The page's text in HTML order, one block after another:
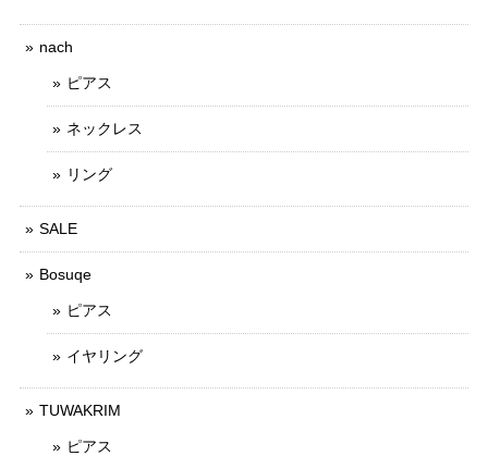
nach
ピアス
ネックレス
リング
SALE
Bosuqe
ピアス
イヤリング
TUWAKRIM
ピアス